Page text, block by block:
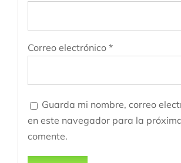
Correo electrónico *
Guarda mi nombre, correo
en este navegador para la
comente.